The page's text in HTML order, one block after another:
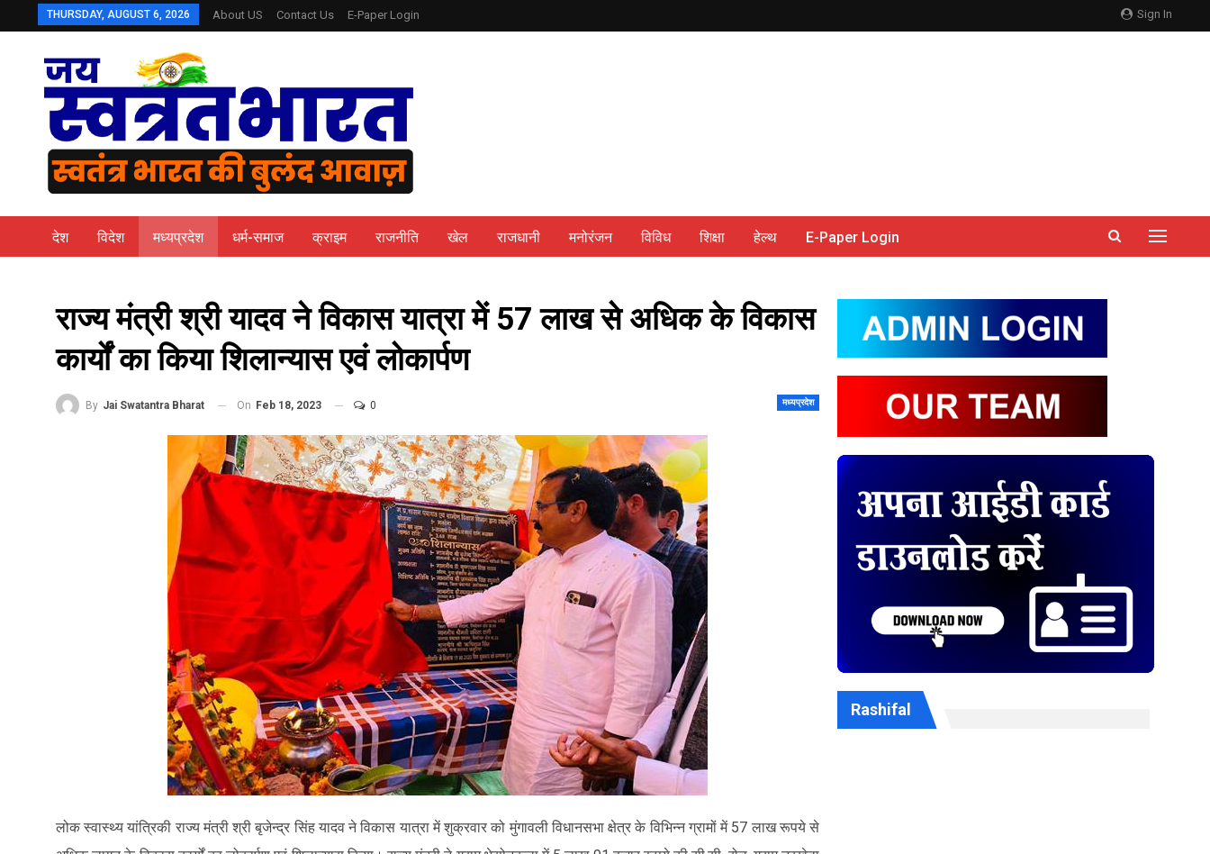
Sign In
THURSDAY, AUGUST 6, 2026 About US Contact Us E-Paper Login
देश विदेश मध्यप्रदेश धर्म-समाज क्राइम राजनीति खेल राजधानी मनोरंजन विविध शिक्षा हेल्थ E-Paper Login
राज्य मंत्री श्री यादव ने विकास यात्रा में 57 लाख से अधिक के विकास
कार्यों का किया शिलान्यास एवं लोकार्पण
मध्यप्रदेश
By Jai Swatantra Bharat On Feb 18, 2023 0
लोक स्वास्थ्य यांत्रिकी राज्य मंत्री श्री बृजेन्द्र सिंह यादव ने विकास यात्रा में शुक्रवार को मुंगावली विधानसभा क्षेत्र के विभिन्न ग्रामों में 57 लाख रूपये से
Rashifal